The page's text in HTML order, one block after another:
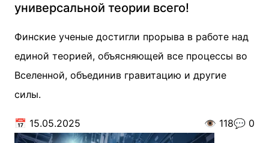
универсальной теории всего!
Финские ученые достигли прорыва в работе над
единой теорией, объясняющей все процессы во
Вселенной, объединив гравитацию и другие
силы.
📅 15.05.2025 👁️ 118💬 0